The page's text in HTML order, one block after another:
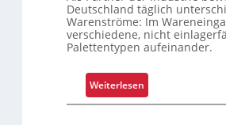
e
i
t
n
“
g
e
r
o
s
Deutschland täglich
Warenströme: Im
verschiedene, nicht
Palettentypen aufeinander.
Weiterlesen:
O